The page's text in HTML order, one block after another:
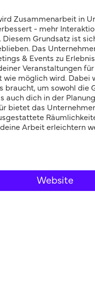
Zusammenarbeit in
- mehr
Diesem Grundsatz ist
Das
& Events zu
Veranstaltungen
wie möglich wird. Dabei
braucht, um sowohl die
auch dich in der
bietet das
Arbeit erleichtern
Website